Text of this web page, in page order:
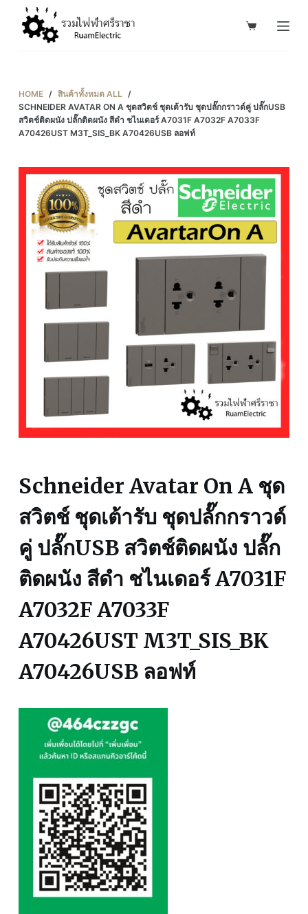
o
c
HOME / สินค้าทั้งหมด ALL /
SCHNEIDER AVATAR ON A ชุดสวิตช์ ชุดเต้ารับ ชุดปลั๊กกราวด์คู่ ปลั๊กUSB
สวิตช์ติดผนัง ปลั๊กติดผนัง สีดำ ชไนเดอร์ A7031F A7032F A7033F
A70426UST M3T_SIS_BK A70426USB ลอฟท์
Schneider Avatar On A ชุด
สวิตช์ ชุดเต้ารับ ชุดปลั๊กกราวด์
คู่ ปลั๊กUSB สวิตช์ติดผนัง ปลั๊ก
ติดผนัง สีดำ ชไนเดอร์ A7031F
A7032F A7033F
A70426UST M3T_SIS_BK
A70426USB ลอฟท์